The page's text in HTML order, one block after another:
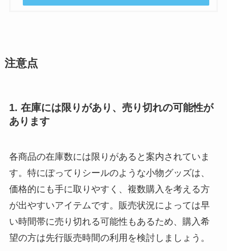
注意点
1. 在庫には限りがあり、売り切れの可能性が
あります
各商品の在庫数には限りがあると案内されていま
す。特にぽってりシールのような小物グッズは、
価格的にも手に取りやすく、複数購入を考える方
が出やすいアイテムです。販売状況によっては早
い時間帯に売り切れる可能性もあるため、購入希
望の方は先行販売時間の利用を検討しましょう。